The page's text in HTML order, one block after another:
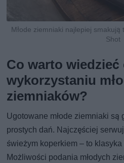
Młode ziemniaki najlepiej
Shot
Co warto wiedzieć
wykorzystaniu
ziemniaków?
Ugotowane młode ziemniaki
prostych dań. Najczęściej
świeżym koperkiem – to
Możliwości podania młodych